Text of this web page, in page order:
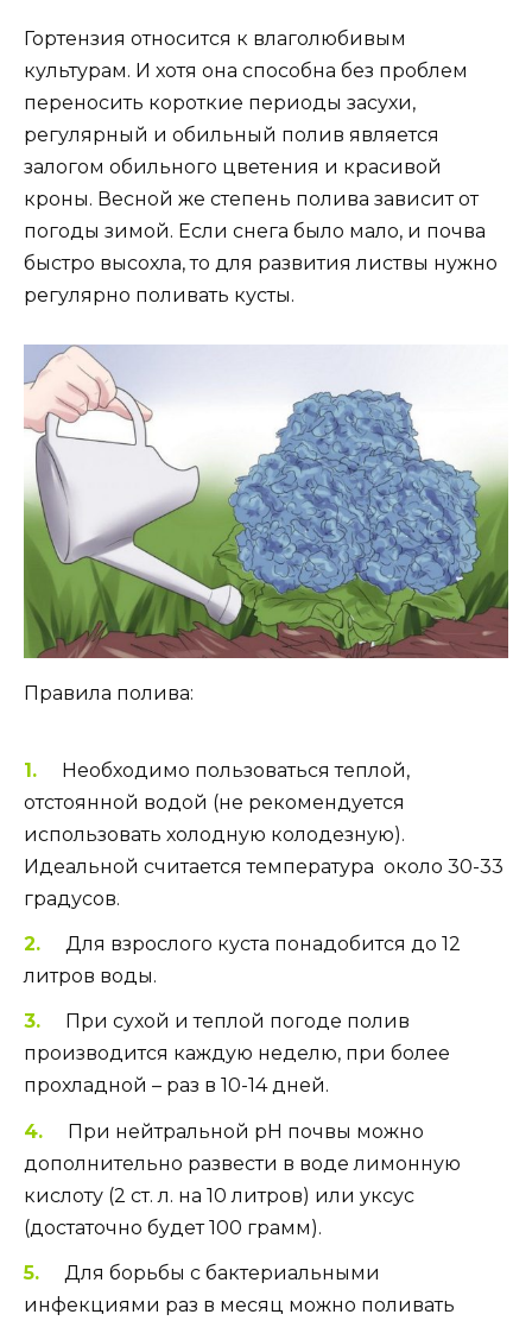
Гортензия относится к влаголюбивым
культурам. И хотя она способна без проблем
переносить короткие периоды засухи,
регулярный и обильный полив является
залогом обильного цветения и красивой
кроны. Весной же степень полива зависит от
погоды зимой. Если снега было мало, и почва
быстро высохла, то для развития листвы нужно
регулярно поливать кусты.
Правила полива:
Необходимо пользоваться теплой,
отстоянной водой (не рекомендуется
использовать холодную колодезную).
Идеальной считается температура около 30-33
градусов.
Для взрослого куста понадобится до 12
литров воды.
При сухой и теплой погоде полив
производится каждую неделю, при более
прохладной – раз в 10-14 дней.
При нейтральной рН почвы можно
дополнительно развести в воде лимонную
кислоту (2 ст. л. на 10 литров) или уксус
(достаточно будет 100 грамм).
Для борьбы с бактериальными
инфекциями раз в месяц можно поливать